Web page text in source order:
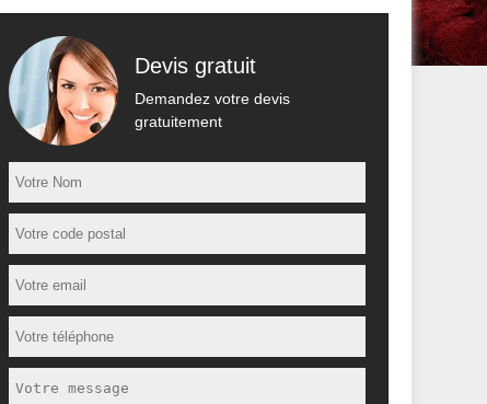
Devis gratuit
Demandez votre devis
gratuitement